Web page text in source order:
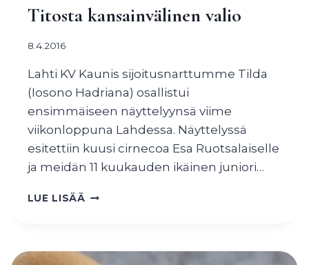
Titosta kansainvälinen valio
8.4.2016
Lahti KV Kaunis sijoitusnarttumme Tilda
(Iosono Hadriana) osallistui
ensimmäiseen näyttelyynsä viime
viikonloppuna Lahdessa. Näyttelyssä
esitettiin kuusi cirnecoa Esa Ruotsalaiselle
ja meidän 11 kuukauden ikäinen juniori…
LUE LISÄÄ TILDALLE
TITOSTA